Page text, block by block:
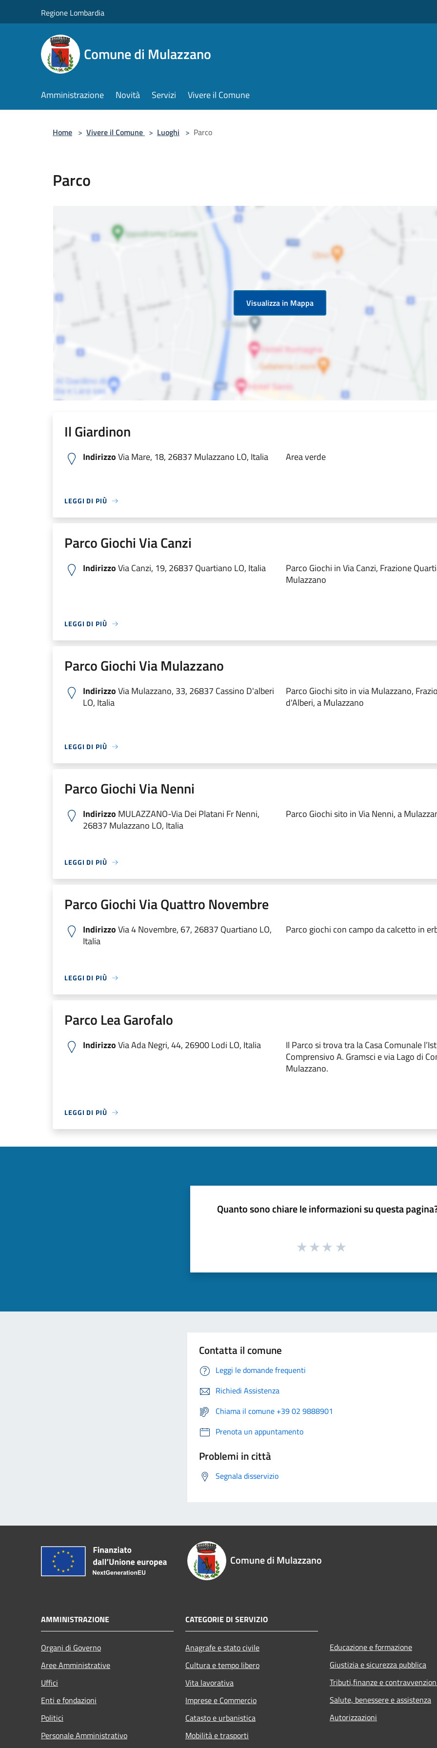
Regione Lombardia
Comune di Mulazzano
Amministrazione Novità Servizi Vivere il Comune
Home > Vivere il Comune > Luoghi > Parco
Parco
Visualizza in Mappa
Il Giardinon
IndirizzoVia Mare, 18, 26837 Mulazzano LO, Italia Area verde
LEGGI DI PIÙ
Parco Giochi Via Canzi
IndirizzoVia Canzi, 19, 26837 Quartiano LO, Italia
Parco Giochi in Via Canzi, Frazione
Mulazzano
LEGGI DI PIÙ
Parco Giochi Via Mulazzano
IndirizzoVia Mulazzano, 33, 26837 Cassino D'alberi
LO, Italia
Parco Giochi sito in via Mulazzano,
d'Alberi, a Mulazzano
LEGGI DI PIÙ
Parco Giochi Via Nenni
Indirizzo MULAZZANO-Via Dei Platani Fr Nenni,
26837 Mulazzano LO, Italia
Parco Giochi sito in Via Nenni, a
LEGGI DI PIÙ
Parco Giochi Via Quattro Novembre
IndirizzoVia 4 Novembre, 67, 26837 Quartiano LO,
Italia
Parco giochi con campo da calcetto in
LEGGI DI PIÙ
Parco Lea Garofalo
IndirizzoVia Ada Negri, 44, 26900 Lodi LO, Italia
Il Parco si trova tra la Casa Comunale
Comprensivo A. Gramsci e via Lago di
Mulazzano.
LEGGI DI PIÙ
Quanto sono chiare le informazioni su questa
Contatta il comune
Leggi le domande frequenti
Richiedi Assistenza
Chiama il comune +39 02 9888901
Prenota un appuntamento
Problemi in città
Segnala disservizio
Comune di Mulazzano
AMMINISTRAZIONE
Organi di Governo
Aree Amministrative
Uffici
Enti e fondazioni
Politici
Personale Amministrativo
CATEGORIE DI SERVIZIO
Anagrafe e stato civile
Cultura e tempo libero
Vita lavorativa
Imprese e Commercio
Catasto e urbanistica
Mobilità e trasporti
Educazione e formazione
Giustizia e sicurezza pubblica
Tributi,finanze e
Salute, benessere e assistenza
Autorizzazioni